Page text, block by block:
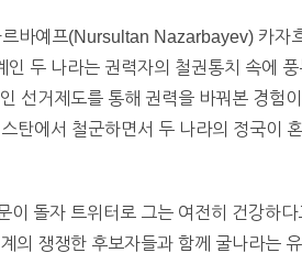
바예프(Nursultan Nazarbayev) 카자
두 나라는 권력자의 철권통치 속에
선거제도를 통해 권력을 바꿔본 경험
탄에서 철군하면서 두 나라의 정국이
돌자 트위터로 그는 여전히 건강하
의 쟁쟁한 후보자들과 함께 굴나라는